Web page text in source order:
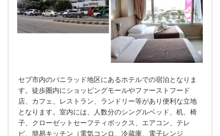
セブ市内のバニラッド地区にあるホテルでの宿泊となりま
す。徒歩圏内にショッピングモールやファーストフード
店、カフェ、レストラン、ランドリー等があり便利な立地
となります。室内には、人数分のシングルベッド、机、椅
子、クローゼットセーフティボックス、エアコン、テレ
ビ、簡易キッチン（電気コンロ、冷蔵庫、電子レンジ